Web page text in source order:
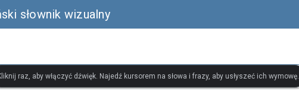
słownik wizualny
raz, aby włączyć dźwięk. Najedź kursorem na słowa i frazy, aby usłyszeć ich wymowę.